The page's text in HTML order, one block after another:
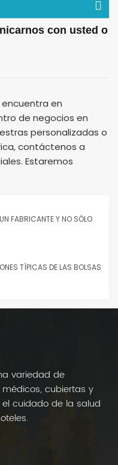
con usted o
en
de negocios en
personalizadas o
contáctenos a
Estaremos
FABRICANTE Y NO SÓLO
TÍPICAS DE LAS BOLSAS
variedad de
cubiertas y
cuidado de la salud